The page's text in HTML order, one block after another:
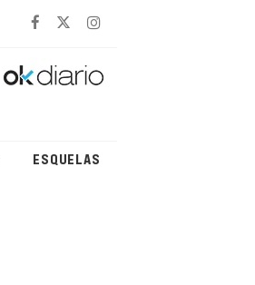
ESQUELAS